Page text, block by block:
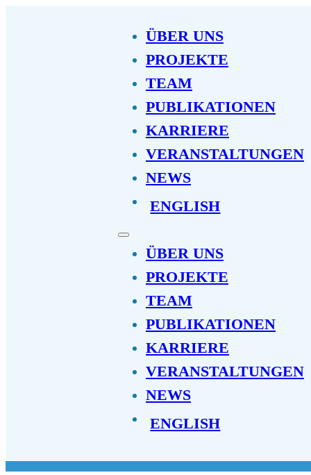
ÜBER UNS
PROJEKTE
TEAM
PUBLIKATIONEN
KARRIERE
VERANSTALTUNGEN
NEWS
ENGLISH
ÜBER UNS
PROJEKTE
TEAM
PUBLIKATIONEN
KARRIERE
VERANSTALTUNGEN
NEWS
ENGLISH